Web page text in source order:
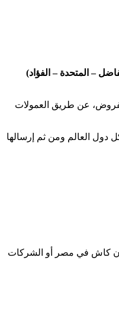
– المتحدة – الفؤاد)
عن طريق العمولات
دول العالم ومن ثم إرسالها
كاش في مصر أو الشركات